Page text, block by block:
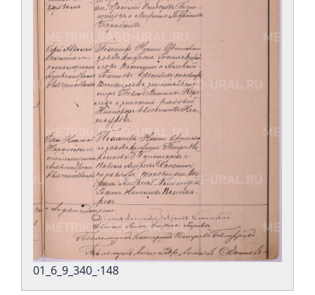
01_6_9_340_·148